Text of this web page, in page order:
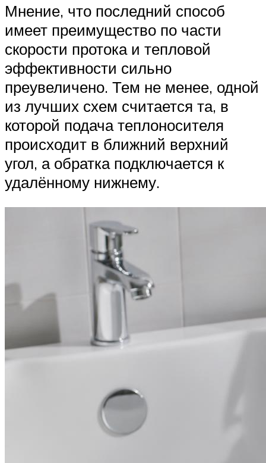
Мнение, что последний способ
имеет преимущество по части
скорости протока и тепловой
эффективности сильно
преувеличено. Тем не менее, одной
из лучших схем считается та, в
которой подача теплоносителя
происходит в ближний верхний
угол, а обратка подключается к
удалённому нижнему.